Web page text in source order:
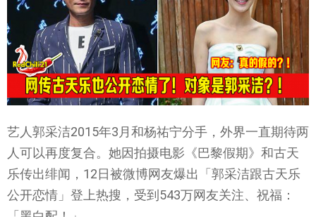
艺人郭采洁2015年3月和杨祐宁分手，外界一直期待两
人可以再度复合。她因拍摄电影《巴黎假期》和古天
乐传出绯闻，12日被微博网友爆出「郭采洁跟古天乐
公开恋情」登上热搜，受到543万网友关注、祝福：